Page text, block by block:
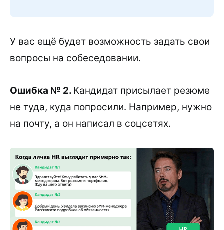
У вас ещё будет возможность задать свои
вопросы на собеседовании.
Ошибка № 2. Кандидат присылает резюме
не туда, куда попросили. Например, нужно
на почту, а он написал в соцсетях.